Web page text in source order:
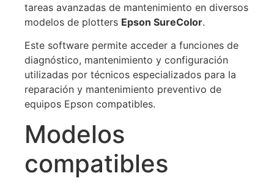
tareas avanzadas de mantenimiento en diversos
modelos de plotters Epson SureColor.
Este software permite acceder a funciones de
diagnóstico, mantenimiento y configuración
utilizadas por técnicos especializados para la
reparación y mantenimiento preventivo de
equipos Epson compatibles.
Modelos
compatibles